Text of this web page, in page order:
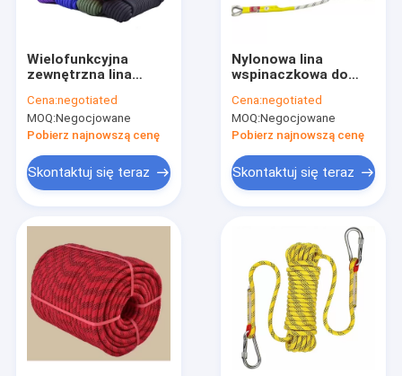
Produkty
O nas
Wycieczka po fabryce
Wielofunkcyjna
zewnętrzna lina
rozciągliwości liny
bezpieczeństwa
Cena:negotiated
MOQ:Negocjowane
Pobierz najnowszą cenę
Skontaktuj się teraz
Nylonowa lina
wspinaczkowa do
mm lina statyczna
do użytku na
zewnątrz
Cena:negotiated
MOQ:Negocjowane
Pobierz najnowszą cenę
Skontaktuj się teraz